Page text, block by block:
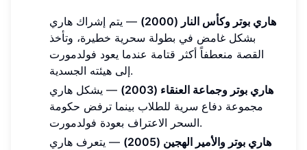
هاري بوتر وكأس النار (2000)
— يتم إشراك هاري
بشكل غامض في بطولة سحرية خطيرة، وتأخذ
القصة منعطفاً أكثر قتامة عندما يعود فولدمورت
إلى هيئته الجسدية.
هاري بوتر وجماعة العنقاء (2003)
— يشكل هاري
مجموعة دفاع سرية للطلاب بينما ترفض حكومة
السحر الاعتراف بعودة فولدمورت.
هاري بوتر والأمير الهجين (2005)
— يتعرف هاري